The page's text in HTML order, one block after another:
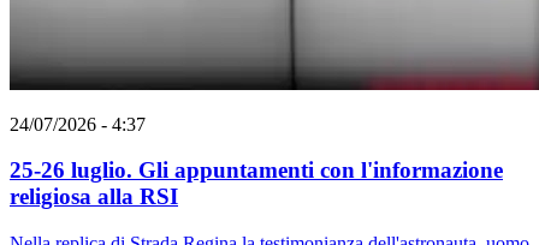
24/07/2026 - 4:37
25-26 luglio. Gli appuntamenti con l'informazione
religiosa alla RSI